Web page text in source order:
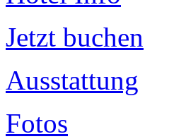
Jetzt buchen
Ausstattung
Fotos